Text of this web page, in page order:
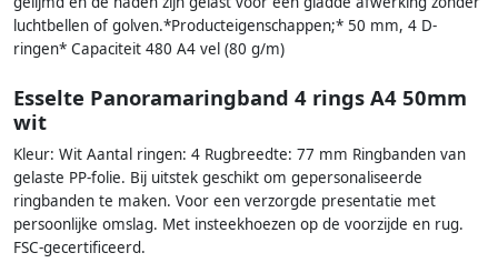
luchtbellen of golven.*Producteigenschappen;* 50 mm, 4 D-
ringen* Capaciteit 480 A4 vel (80 g/m)
Esselte Panoramaringband 4 rings A4 50mm
wit
Kleur: Wit Aantal ringen: 4 Rugbreedte: 77 mm Ringbanden van
gelaste PP-folie. Bij uitstek geschikt om gepersonaliseerde
ringbanden te maken. Voor een verzorgde presentatie met
persoonlijke omslag. Met insteekhoezen op de voorzijde en rug.
FSC-gecertificeerd.